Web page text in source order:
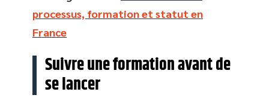
processus, formation et statut en
France
Suivre une formation avant de
se lancer